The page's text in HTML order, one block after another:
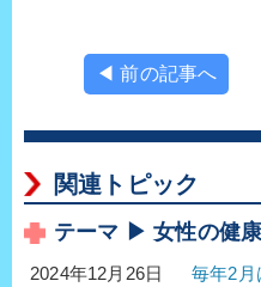
◀ 前の記事へ
関連トピック
テーマ ▶ 女性の健
2024年12月26日
毎年2月